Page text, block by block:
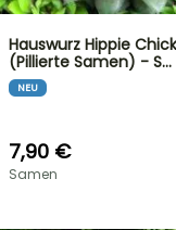
Hauswurz Hippie
(Pillierte Samen) - S…
NEU
7,90 €
Samen